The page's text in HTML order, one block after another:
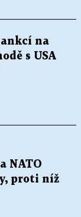
na
s USA
NATO
proti níž